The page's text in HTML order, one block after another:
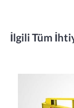
İlgili Tüm